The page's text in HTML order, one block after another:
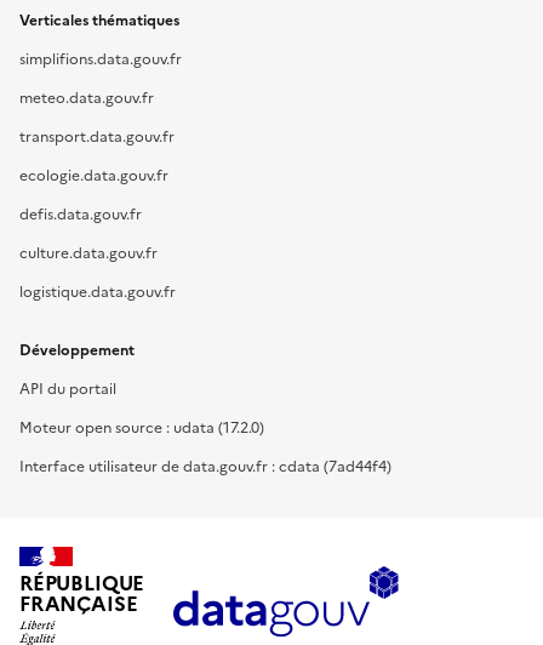
Verticales thématiques
simplifions.data.gouv.fr
meteo.data.gouv.fr
transport.data.gouv.fr
ecologie.data.gouv.fr
defis.data.gouv.fr
culture.data.gouv.fr
logistique.data.gouv.fr
Développement
API du portail
Moteur open source : udata (17.2.0)
Interface utilisateur de data.gouv.fr : cdata (7ad44f4)
RÉPUBLIQUE
FRANÇAISE